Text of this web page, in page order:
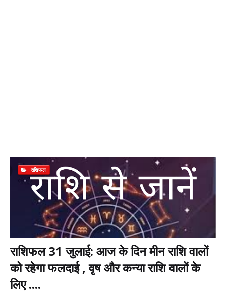
राशिफल
राशिफल 31 जुलाई: आज के दिन मीन राशि वालों
को रहेगा फलदाई , वृष और कन्या राशि वालों के
लिए ....